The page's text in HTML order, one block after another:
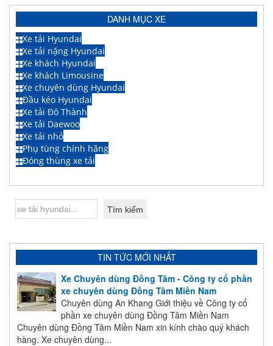
DANH MỤC XE
Xe tải Hyundai
Xe tải nặng Hyundai
Xe khách Hyundai
Xe khách Limousine
Xe chuyên dùng Hyundai
Đầu kéo Hyundai
Xe tải Đô Thành
Xe tải Daewoo
Xe tải nhỏ
Phụ tùng chính hãng
Đóng thùng xe tải
TIN TỨC MỚI NHẤT
Xe Chuyên dùng Đồng Tâm - Công ty cổ phần
xe chuyên dùng Đồng Tâm Miền Nam
Chuyên dùng An Khang Giới thiệu về Công ty cổ
phần xe chuyên dùng Đồng Tâm Miền Nam
Chuyên dùng Đồng Tâm Miền Nam xin kính chào quý khách
hàng. Xe chuyên dùng...